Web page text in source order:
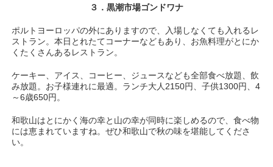
３．黒潮市場ゴンドワナ
ポルトヨーロッパの外にありますので、入場しなくても入れるレ
ストラン。本日とれたてコーナーなどもあり、お魚料理がとにか
くたくさんあるレストラン。
ケーキー、アイス、コーヒー、ジュースなども全部食べ放題、飲
み放題。お子様連れに最適。ランチ大人2150円、子供1300円、4
～6歳650円。
和歌山はとにかく海の幸と山の幸が同時に楽しめるので、食べ物
には恵まれていますね。ぜひ和歌山で秋の味を堪能してくださ
い。